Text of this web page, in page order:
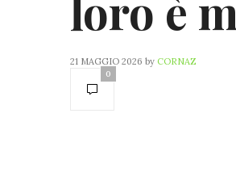
21 MAGGIO 2026 by CORNAZ
0